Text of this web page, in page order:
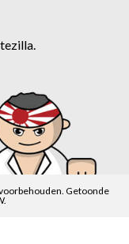
.
Getoonde